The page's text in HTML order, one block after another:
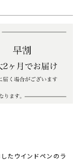
たウインドペンのラ